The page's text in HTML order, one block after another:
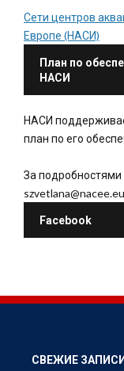
Сети центров
Европе (НАСИ)
План по
НАСИ
НАСИ
план по его
За
szvetlana@nacee.eu
Facebook
СВЕЖИЕ